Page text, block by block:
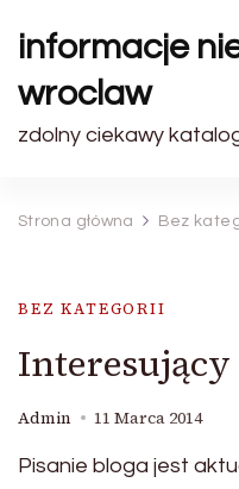
informacje
wroclaw
zdolny ciekawy
Strona główna Bez
BEZ KATEGORII
Admin 11 Marca 2014
Pisanie bloga jest